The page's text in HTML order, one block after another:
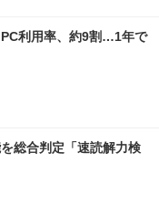
利用率、約9割…1年で
総合判定「速読解力検